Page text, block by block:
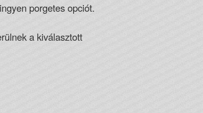
porgetes opciót.
a kiválasztott